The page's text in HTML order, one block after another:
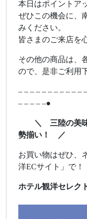
本日はポイントア
ぜひこの機会に、
みください。
皆さまのご来店を
その他の商品は、
ので、是非ご利用
– – – – – – – – – – –
– – – – –●
＼ 三陸の美味
勢揃い！ ／
お買い物はぜひ、
洋ECサイト」で！
ホテル観洋セレク